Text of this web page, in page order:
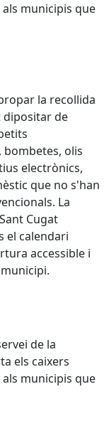
municipis que
la recollida
dipositar de
bombetes, olis
electrònics,
que no s'han
La
Cugat
el calendari
accessible i
de la
els caixers
municipis que